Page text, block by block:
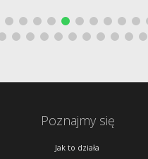
Poznajmy się
Jak to działa